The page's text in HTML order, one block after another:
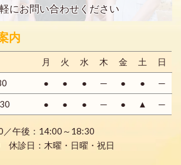
にお問い合わせください
内
月 火 水 木 金 土
日
● ● ● ─ ● ●
─
● ● ● ─ ● ▲ ─
午後：14:00～18:30
診日：木曜・日曜・祝日